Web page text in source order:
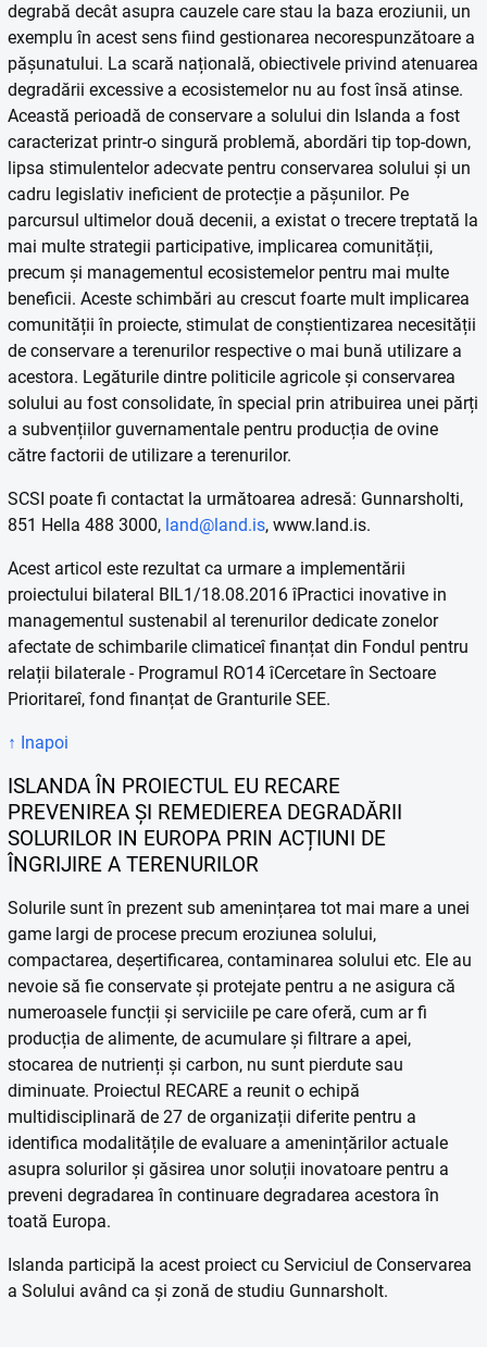
degrabă decât asupra cauzele care stau la baza eroziunii, un
exemplu în acest sens fiind gestionarea necorespunzătoare a
pășunatului. La scară națională, obiectivele privind atenuarea
degradării excessive a ecosistemelor nu au fost însă atinse.
Această perioadă de conservare a solului din Islanda a fost
caracterizat printr-o singură problemă, abordări tip top-down,
lipsa stimulentelor adecvate pentru conservarea solului și un
cadru legislativ ineficient de protecție a pășunilor. Pe
parcursul ultimelor două decenii, a existat o trecere treptată la
mai multe strategii participative, implicarea comunității,
precum și managementul ecosistemelor pentru mai multe
beneficii. Aceste schimbări au crescut foarte mult implicarea
comunității în proiecte, stimulat de conștientizarea necesității
de conservare a terenurilor respective o mai bună utilizare a
acestora. Legăturile dintre politicile agricole și conservarea
solului au fost consolidate, în special prin atribuirea unei părți
a subvențiilor guvernamentale pentru producția de ovine
către factorii de utilizare a terenurilor.
SCSI poate fi contactat la următoarea adresă: Gunnarsholti,
851 Hella 488 3000, land@land.is, www.land.is.
Acest articol este rezultat ca urmare a implementării
proiectului bilateral BIL1/18.08.2016 îPractici inovative in
managementul sustenabil al terenurilor dedicate zonelor
afectate de schimbarile climaticeî finanțat din Fondul pentru
relații bilaterale - Programul RO14 îCercetare în Sectoare
Prioritareî, fond finanțat de Granturile SEE.
↑ Inapoi
ISLANDA ÎN PROIECTUL EU RECARE
PREVENIREA ȘI REMEDIEREA DEGRADĂRII
SOLURILOR IN EUROPA PRIN ACȚIUNI DE
ÎNGRIJIRE A TERENURILOR
Solurile sunt în prezent sub amenințarea tot mai mare a unei
game largi de procese precum eroziunea solului,
compactarea, deșertificarea, contaminarea solului etc. Ele au
nevoie să fie conservate și protejate pentru a ne asigura că
numeroasele funcții și serviciile pe care oferă, cum ar fi
producția de alimente, de acumulare și filtrare a apei,
stocarea de nutrienți și carbon, nu sunt pierdute sau
diminuate. Proiectul RECARE a reunit o echipă
multidisciplinară de 27 de organizații diferite pentru a
identifica modalitățile de evaluare a amenințărilor actuale
asupra solurilor și găsirea unor soluții inovatoare pentru a
preveni degradarea în continuare degradarea acestora în
toată Europa.
Islanda participă la acest proiect cu Serviciul de Conservarea
a Solului având ca și zonă de studiu Gunnarsholt.